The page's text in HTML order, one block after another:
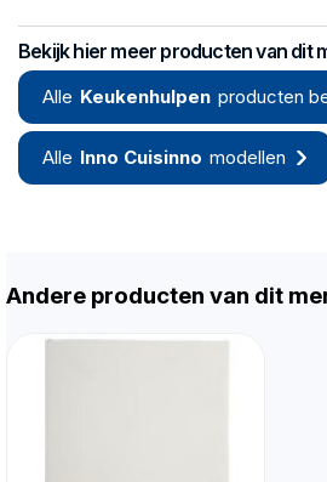
Bekijk hier meer producten van dit
Alle Keukenhulpen producten
Alle Inno Cuisinno modellen
Andere producten van dit